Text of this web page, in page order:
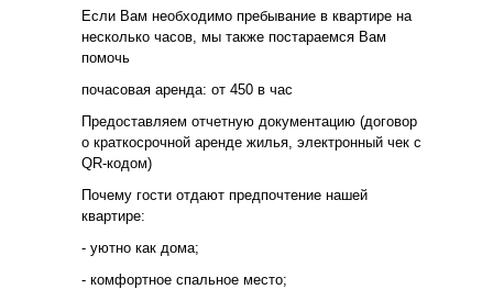
Если Вам необходимо пребывание в квартире на
несколько часов, мы также постараемся Вам
помочь
почасовая аренда: от 450 в час
Предоставляем отчетную документацию (договор
о краткосрочной аренде жилья, электронный чек с
QR-кодом)
Почему гости отдают предпочтение нашей
квартире:
- уютно как дома;
- комфортное спальное место;